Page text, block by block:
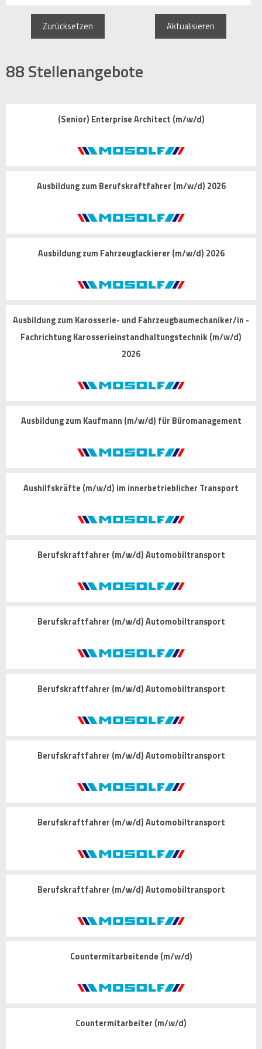
Zurücksetzen Aktualisieren
88Stellenangebote
(Senior) Enterprise Architect (m/w/d)
Ausbildung zum Berufskraftfahrer (m/w/d) 2026
Ausbildung zum Fahrzeuglackierer (m/w/d) 2026
Ausbildung zum Karosserie- und Fahrzeugbaumechaniker/in -
Fachrichtung Karosserieinstandhaltungstechnik (m/w/d)
2026
Ausbildung zum Kaufmann (m/w/d) für Büromanagement
Aushilfskräfte (m/w/d) im innerbetrieblicher Transport
Berufskraftfahrer (m/w/d) Automobiltransport
Berufskraftfahrer (m/w/d) Automobiltransport
Berufskraftfahrer (m/w/d) Automobiltransport
Berufskraftfahrer (m/w/d) Automobiltransport
Berufskraftfahrer (m/w/d) Automobiltransport
Berufskraftfahrer (m/w/d) Automobiltransport
Countermitarbeitende (m/w/d)
Countermitarbeiter (m/w/d)